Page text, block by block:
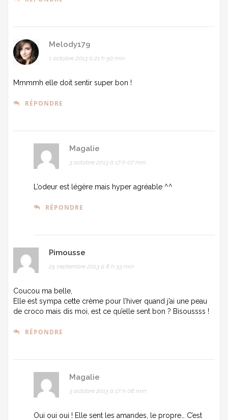
Melody179
1 octobre 2013 à 21 h 50 min
Mmmmh elle doit sentir super bon !
RÉPONDRE
Magalie
3 octobre 2013 à 17 h 07 min
L’odeur est légère mais hyper agréable ^^
RÉPONDRE
Pimousse
25 septembre 2013 à 8 h 53 min
Coucou ma belle,
Elle est sympa cette crème pour l’hiver quand j’ai une peau
de croco mais dis moi, est ce qu’elle sent bon ? Bisoussss !
RÉPONDRE
Magalie
3 octobre 2013 à 17 h 06 min
Oui oui oui ! Elle sent les amandes, le propre… C’est